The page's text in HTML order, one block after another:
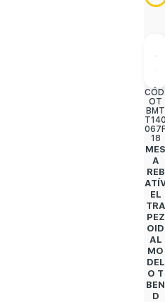
OT
BMT
18
A
REB
EL
TRA
PEZ
OID
AL
MO
DEL
O T
BEN
D